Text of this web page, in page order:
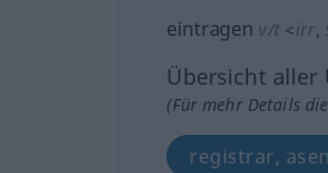
eintragen v/t <irr,
Übersicht aller
(Für mehr Details
registrar,